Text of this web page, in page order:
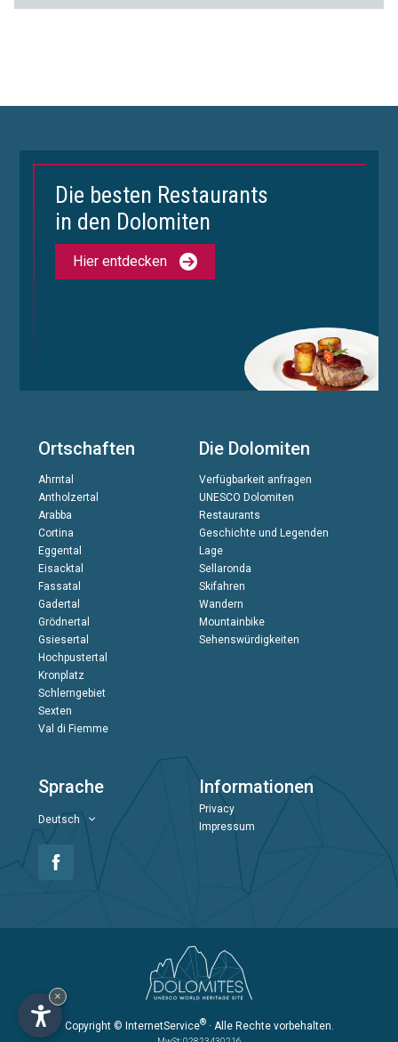
Die besten Restaurants
in den Dolomiten
Hier entdecken
Ortschaften
Ahrntal
Antholzertal
Arabba
Cortina
Eggental
Eisacktal
Fassatal
Gadertal
Grödnertal
Gsiesertal
Hochpustertal
Kronplatz
Schlerngebiet
Sexten
Val di Fiemme
Die Dolomiten
Verfügbarkeit anfragen
UNESCO Dolomiten
Restaurants
Geschichte und Legenden
Lage
Sellaronda
Skifahren
Wandern
Mountainbike
Sehenswürdigkeiten
Sprache
Deutsch
Informationen
Privacy
Impressum
Copyright © InternetService®· Alle Rechte vorbehalten.
×